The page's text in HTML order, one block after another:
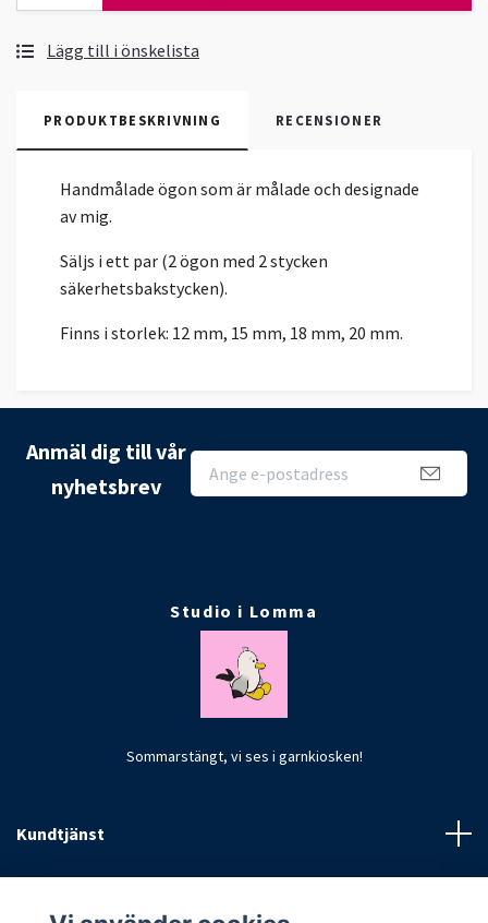
Lägg till i önskelista
PRODUKTBESKRIVNING RECENSIONER
Handmålade ögon som är målade och designade
av mig.
Säljs i ett par (2 ögon med 2 stycken
säkerhetsbakstycken).
Finns i storlek: 12 mm, 15 mm, 18 mm, 20 mm.
Anmäl dig till vår
nyhetsbrev
Studio i Lomma
Sommarstängt, vi ses i garnkiosken!
Kundtjänst